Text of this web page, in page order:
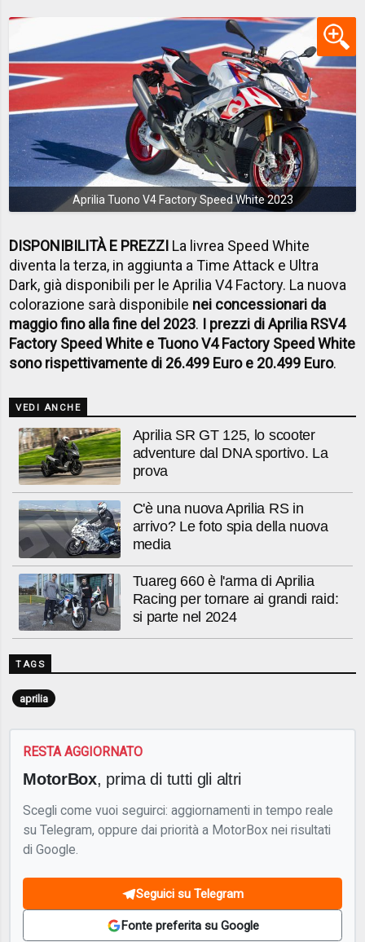
Aprilia Tuono V4 Factory Speed White 2023
DISPONIBILITÀ E PREZZI La livrea Speed White
diventa la terza, in aggiunta a Time Attack e Ultra
Dark, già disponibili per le Aprilia V4 Factory. La nuova
colorazione sarà disponibile nei concessionari da
maggio fino alla fine del 2023. I prezzi di Aprilia RSV4
Factory Speed White e Tuono V4 Factory Speed White
sono rispettivamente di 26.499 Euro e 20.499 Euro.
VEDI ANCHE
Aprilia SR GT 125, lo scooter
adventure dal DNA sportivo. La
prova
C'è una nuova Aprilia RS in
arrivo? Le foto spia della nuova
media
Tuareg 660 è l'arma di Aprilia
Racing per tornare ai grandi raid:
si parte nel 2024
TAGS
aprilia
RESTA AGGIORNATO
MotorBox, prima di tutti gli altri
Scegli come vuoi seguirci: aggiornamenti in tempo reale
su Telegram, oppure dai priorità a MotorBox nei risultati
di Google.
Seguici su Telegram
Fonte preferita su Google